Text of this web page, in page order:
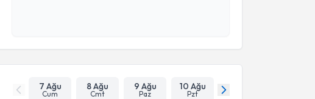
Takvim Talebini Gönder
7 Ağu
Cum
8 Ağu
Cmt
9 Ağu
Paz
10 Ağu
Pzt